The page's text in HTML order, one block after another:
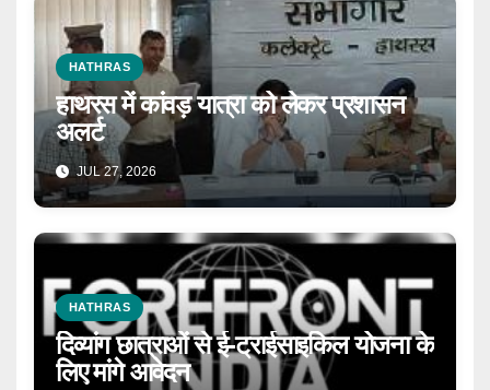
HATHRAS
हाथरस में कांवड़ यात्रा को लेकर प्रशासन
अलर्ट
JUL 27, 2026
HATHRAS
दिव्यांग छात्राओं से ई-ट्राईसाइकिल योजना के
लिए मांगे आवेदन